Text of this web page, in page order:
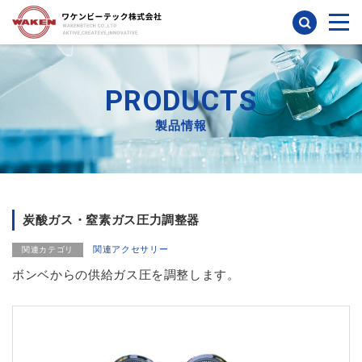
検索
PRODUCTS
製品情報
炭酸ガス・窒素ガス圧力調整器
関連カテゴリ 関連アクセサリー
ボンベからの供給ガス圧を調整します。